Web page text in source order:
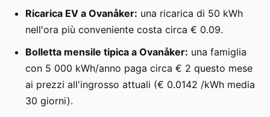
Ricarica EV a Ovanåker: una ricarica di 50 kWh
nell'ora più conveniente costa circa € 0.09.
Bolletta mensile tipica a Ovanåker: una famiglia
con 5 000 kWh/anno paga circa € 2 questo mese
ai prezzi all'ingrosso attuali (€ 0.0142 /kWh media
30 giorni).